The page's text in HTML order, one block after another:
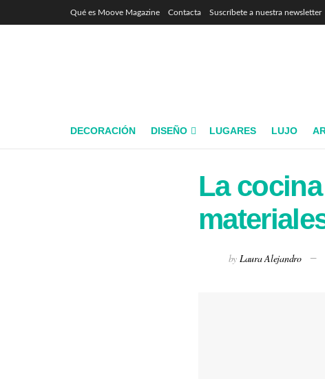
Qué es Moove Magazine Contacta Suscríbete a nuestra newsletter
DECORACIÓN DISEÑO LUGARES LUJO
La
by Laura Alejandro